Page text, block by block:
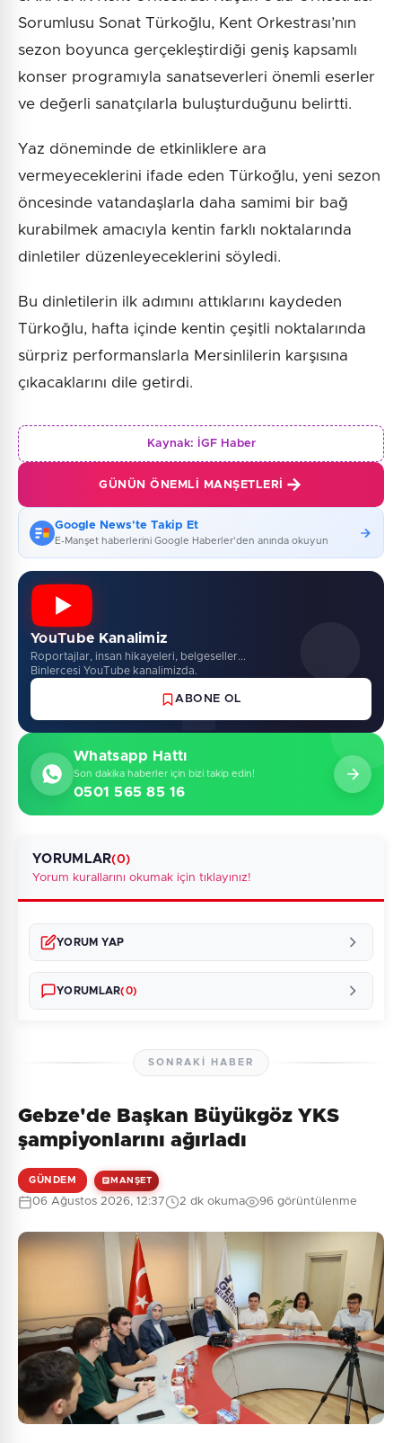
Sorumlusu Sonat Türkoğlu, Kent Orkestrası’nın
sezon boyunca gerçekleştirdiği geniş kapsamlı
konser programıyla sanatseverleri önemli eserler
ve değerli sanatçılarla buluşturduğunu belirtti.
Yaz döneminde de etkinliklere ara
vermeyeceklerini ifade eden Türkoğlu, yeni sezon
öncesinde vatandaşlarla daha samimi bir bağ
kurabilmek amacıyla kentin farklı noktalarında
dinletiler düzenleyeceklerini söyledi.
Bu dinletilerin ilk adımını attıklarını kaydeden
Türkoğlu, hafta içinde kentin çeşitli noktalarında
sürpriz performanslarla Mersinlilerin karşısına
çıkacaklarını dile getirdi.
Kaynak: İGF Haber
GÜNÜN ÖNEMLI MANŞETLERI
Google News'te Takip Et
E-Manşet haberlerini Google Haberler'den anında okuyun
YouTube Kanalimiz
Roportajlar, insan hikayeleri, belgeseller...
Binlercesi YouTube kanalimizda.
ABONE OL
Whatsapp Hattı
Son dakika haberler için bizi takip edin!
0501 565 85 16
YORUMLAR(0)
Yorum kurallarını okumak için tıklayınız!
YORUM YAP
Güvenlik Sorusu:
10 + 7 = ?
Gönder
YORUMLAR(0)
Henüz yorum yapılmamış. İlk yorumu siz yapın!
SONRAKI HABER
Gebze'de Başkan Büyükgöz YKS
şampiyonlarını ağırladı
GÜNDEM MANŞET
06 Ağustos 2026, 12:37 2 dk okuma 96 görüntülenme